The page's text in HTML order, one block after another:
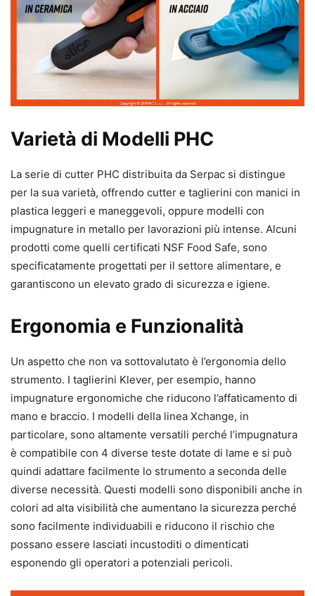
Varietà di Modelli PHC
La serie di cutter PHC distribuita da Serpac si distingue
per la sua varietà, offrendo cutter e taglierini con manici in
plastica leggeri e maneggevoli, oppure modelli con
impugnature in metallo per lavorazioni più intense. Alcuni
prodotti come quelli certificati NSF Food Safe, sono
specificatamente progettati per il settore alimentare, e
garantiscono un elevato grado di sicurezza e igiene.
Ergonomia e Funzionalità
Un aspetto che non va sottovalutato è l’ergonomia dello
strumento. I taglierini Klever, per esempio, hanno
impugnature ergonomiche che riducono l’affaticamento di
mano e braccio. I modelli della linea Xchange, in
particolare, sono altamente versatili perché l’impugnatura
è compatibile con 4 diverse teste dotate di lame e si può
quindi adattare facilmente lo strumento a seconda delle
diverse necessità. Questi modelli sono disponibili anche in
colori ad alta visibilità che aumentano la sicurezza perché
sono facilmente individuabili e riducono il rischio che
possano essere lasciati incustoditi o dimenticati
esponendo gli operatori a potenziali pericoli.